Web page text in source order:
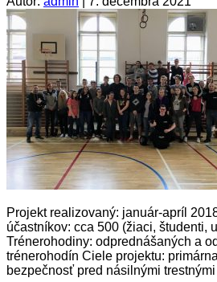
Projekt realizovaný: január-apríl
účastníkov: cca 500 (žiaci, študenti,
Trénerohodiny: odprednášaných a
trénerohodín Ciele projektu:
bezpečnosť pred násilnými